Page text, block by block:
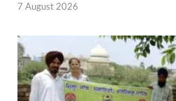
7 August 2026